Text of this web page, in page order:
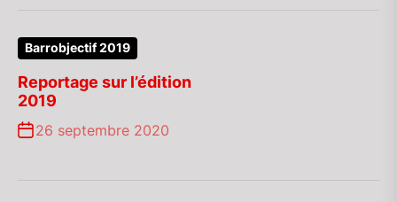
Barrobjectif 2019
Reportage sur l’édition
2019
26 septembre 2020